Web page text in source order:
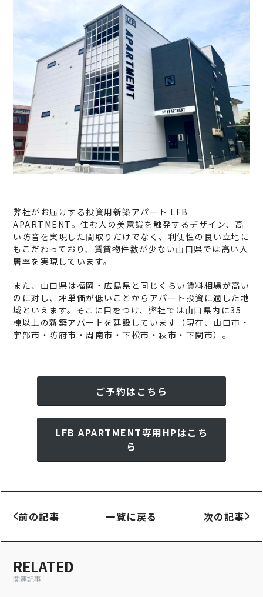
弊社がお届けする投資用新築アパート LFB
APARTMENT。住む人の美意識を触発するデザイン、高
い防音を実現した間取りだけでなく、利便性の良い立地に
もこだわっており、賃貸物件数が少ない山口県では高い入
居率を実現しています。
また、山口県は福岡・広島県と同じくらい賃料相場が高い
のに対し、坪単価が低いことからアパート投資に適した地
域といえます。そこに目をつけ、弊社では山口県内に35
棟以上の新築アパートを建設しています（現在、山口市・
宇部市・防府市・周南市・下松市・萩市・下関市）。
ご予約はこちら
LFB APARTMENT専用HPはこち
ら
前の記事 一覧に戻る 次の記事
RELATED
関連記事